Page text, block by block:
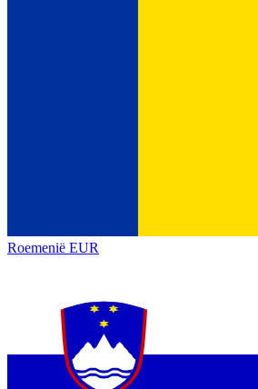
Roemenië EUR